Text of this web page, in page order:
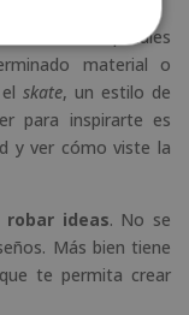
conceptuales
material o
skate, un estilo de
para inspirarte es
y ver cómo viste la
ideas. No se
Más bien tiene
te permita crear